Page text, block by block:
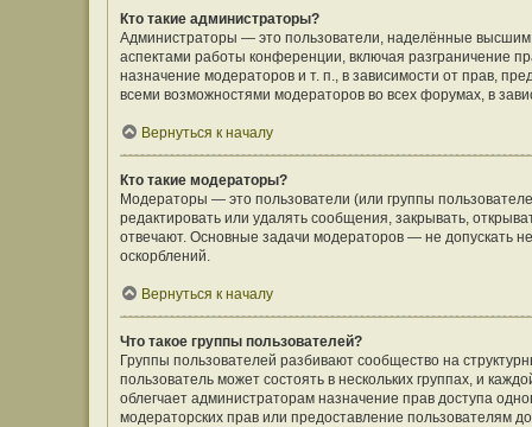
Кто такие администраторы?
Администраторы — это пользователи, наделённые
аспектами работы конференции, включая разграничение
назначение модераторов и т. п., в зависимости от прав,
всеми возможностями модераторов во всех форумах, в
Вернуться к началу
Кто такие модераторы?
Модераторы — это пользователи (или группы
редактировать или удалять сообщения, закрывать,
отвечают. Основные задачи модераторов — не допускать
оскорблений.
Вернуться к началу
Что такое группы пользователей?
Группы пользователей разбивают сообщество на
пользователь может состоять в нескольких группах, и
облегчает администраторам назначение прав доступа
модераторских прав или предоставление пользователям